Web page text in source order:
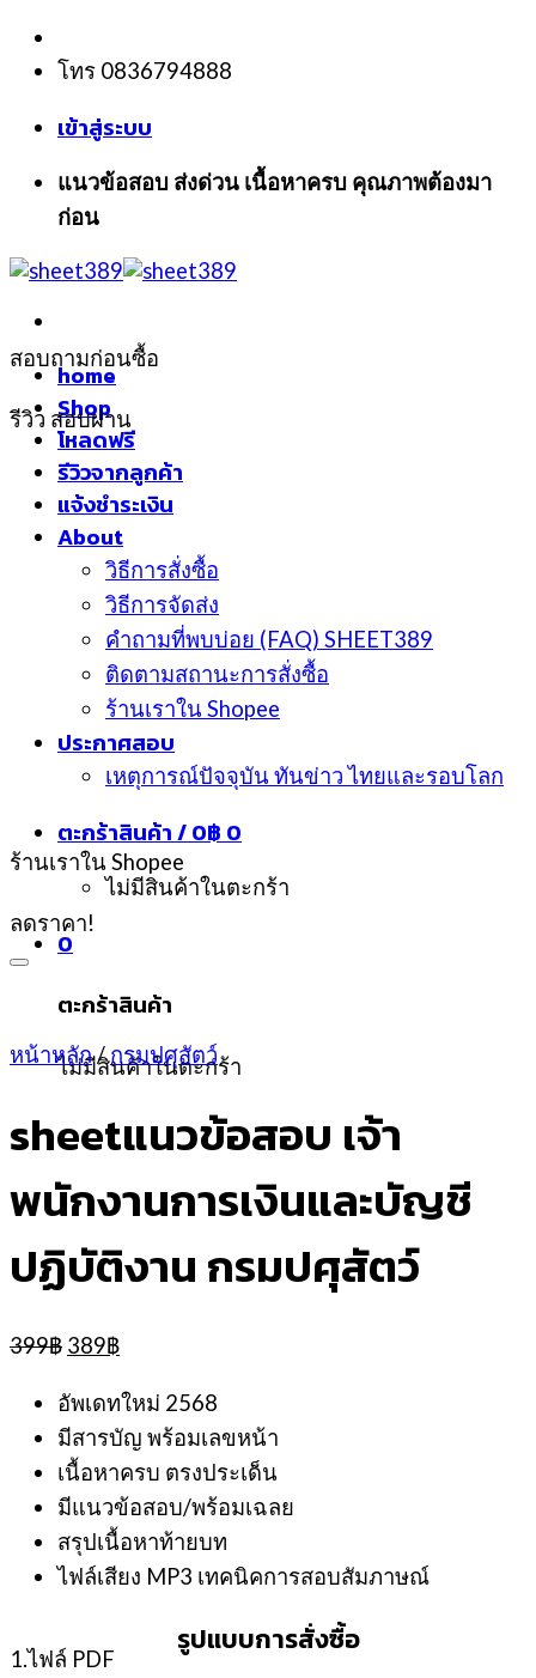
Skip
content
โทร 0836794888
เข้าสู่ระบบ
แนวข้อสอบ ส่งด่วน เนื้อหาครบ คุณภาพต้องมา
ก่อน
home
Shop
โหลดฟรี
รีวิวจากลูกค้า
แจ้งชำระเงิน
About
วิธีการสั่งซื้อ
วิธีการจัดส่ง
คำถามที่พบบ่อย (FAQ) SHEET389
ติดตามสถานะการสั่งซื้อ
ร้านเราใน Shopee
ประกาศสอบ
เหตุการณ์ปัจจุบัน ทันข่าว ไทยและรอบโลก
ตะกร้าสินค้า /0฿ 0
ไม่มีสินค้าในตะกร้า
0
ตะกร้าสินค้า
ไม่มีสินค้าในตะกร้า
สอบถามก่อนซื้อ
รีวิว สอบผ่าน
ร้านเราใน Shopee
ลดราคา!
หน้าหลัก/ กรมปศุสัตว์
sheetแนวข้อสอบ เจ้า
พนักงานการเงินและบัญชี
ปฏิบัติงาน กรมปศุสัตว์
399฿ Original
was:
399฿.
389฿Current
is:
389฿.
อัพเดทใหม่ 2568
มีสารบัญ พร้อมเลขหน้า
เนื้อหาครบ ตรงประเด็น
มีแนวข้อสอบ/พร้อมเฉลย
สรุปเนื้อหาท้ายบท
ไฟล์เสียง MP3 เทคนิคการสอบสัมภาษณ์
รูปแบบการสั่งซื้อ
1.ไฟล์ PDF